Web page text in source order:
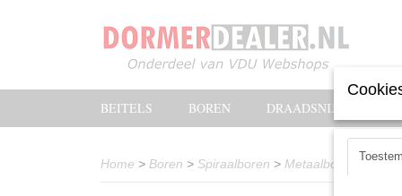
BEITELS BOREN DRAADSNIJOLIE
Home > Boren > Spiraalboren > Metaalboor PFX